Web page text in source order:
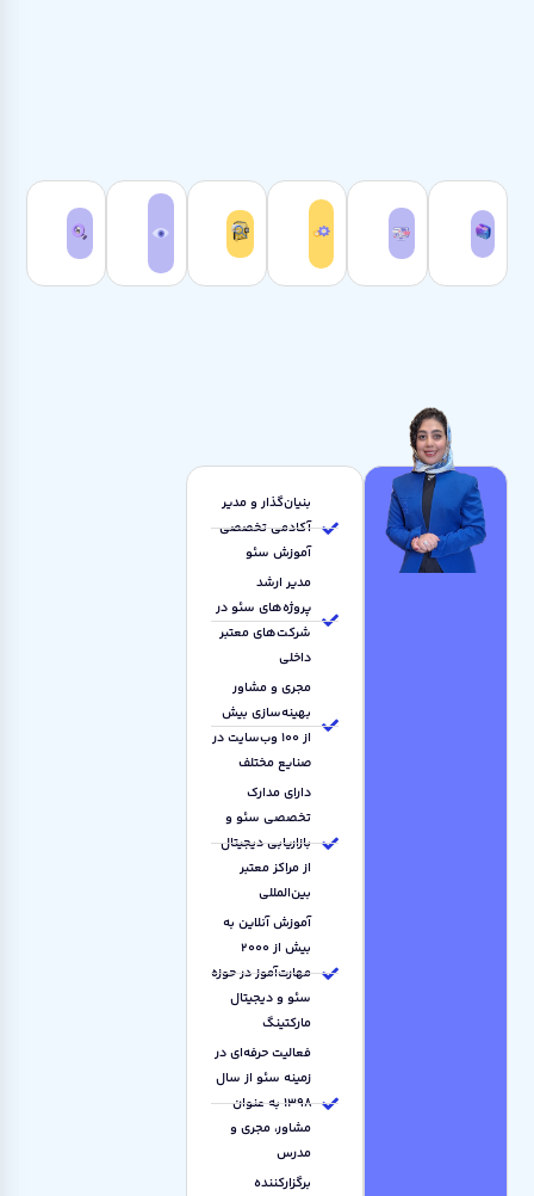
بنیان‌گذار و مدیر
آکادمی تخصصی
آموزش سئو
مدیر ارشد
پروژه‌های سئو در
شرکت‌های معتبر
داخلی
مجری و مشاور
بهینه‌سازی بیش
از ۱۰۰ وب‌سایت در
صنایع مختلف
دارای مدارک
تخصصی سئو و
بازاریابی دیجیتال
از مراکز معتبر
بین‌المللی
آموزش آنلاین به
بیش از ۲۰۰۰
مهارت‌آموز در حوزه
سئو و دیجیتال
مارکتینگ
فعالیت حرفه‌ای در
زمینه سئو از سال
۱۳۹۸ به عنوان
مشاور، مجری و
مدرس
برگزارکننده